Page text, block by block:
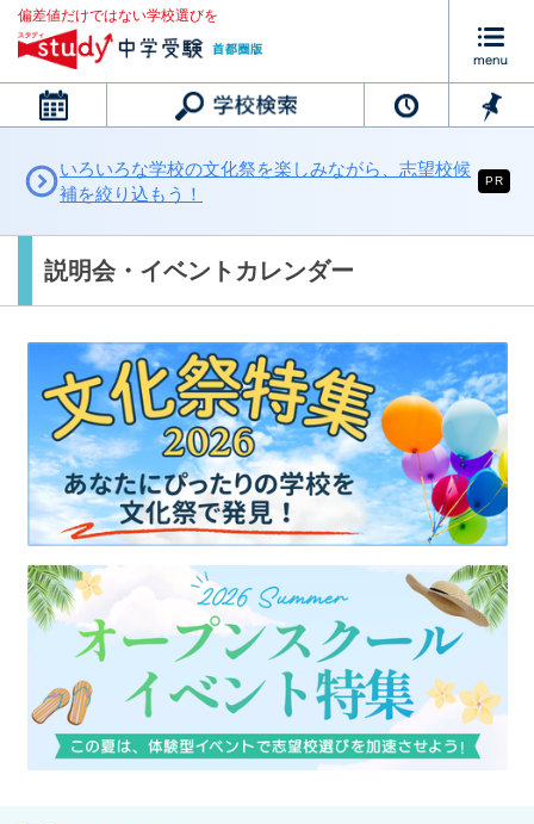
偏差値だけではない学校選びを
カレンダー
最近見た学校
学校閲覧履歴はありません
いろいろな学校の文化祭を楽しみながら、志望校候
補を絞り込もう！
PR
説明会・イベントカレンダー